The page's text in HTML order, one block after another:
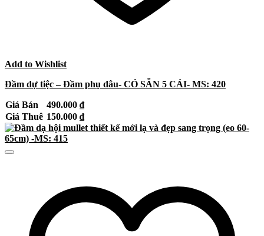
Add to Wishlist
Đầm dự tiệc – Đầm phụ dâu- CÓ SẴN 5 CÁI- MS: 420
Giá Bán 490.000 ₫
Giá Thuê 150.000 ₫